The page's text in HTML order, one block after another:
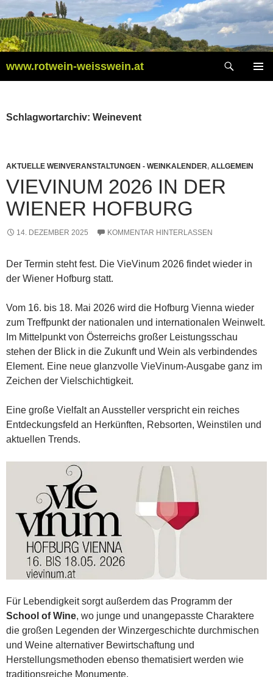
Inhalt
springen
www.rotwein-weisswein.at
Schlagwortarchiv: Weinevent
AKTUELLE WEINVERANSTALTUNGEN - WEINKALENDER, ALLGEMEIN
VIEVINUM 2026 IN DER
WIENER HOFBURG
14. DEZEMBER 2025 KOMMENTAR HINTERLASSEN
Der Termin steht fest. Die VieVinum 2026 findet wieder in
der Wiener Hofburg statt.
Vom 16. bis 18. Mai 2026 wird die Hofburg Vienna wieder
zum Treffpunkt der nationalen und internationalen Weinwelt.
Im Mittelpunkt von Österreichs großer Leistungsschau
stehen der Blick in die Zukunft und Wein als verbindendes
Element. Eine neue glanzvolle VieVinum-Ausgabe ganz im
Zeichen der Vielschichtigkeit.
Eine große Vielfalt an Aussteller verspricht ein reiches
Entdeckungsfeld an Herkünften, Rebsorten, Weinstilen und
aktuellen Trends.
Für Lebendigkeit sorgt außerdem das Programm der
School of Wine, wo junge und unangepasste Charaktere
die großen Legenden der Winzergeschichte durchmischen
und Weine alternativer Bewirtschaftung und
Herstellungsmethoden ebenso thematisiert werden wie
traditionsreiche Monumente.